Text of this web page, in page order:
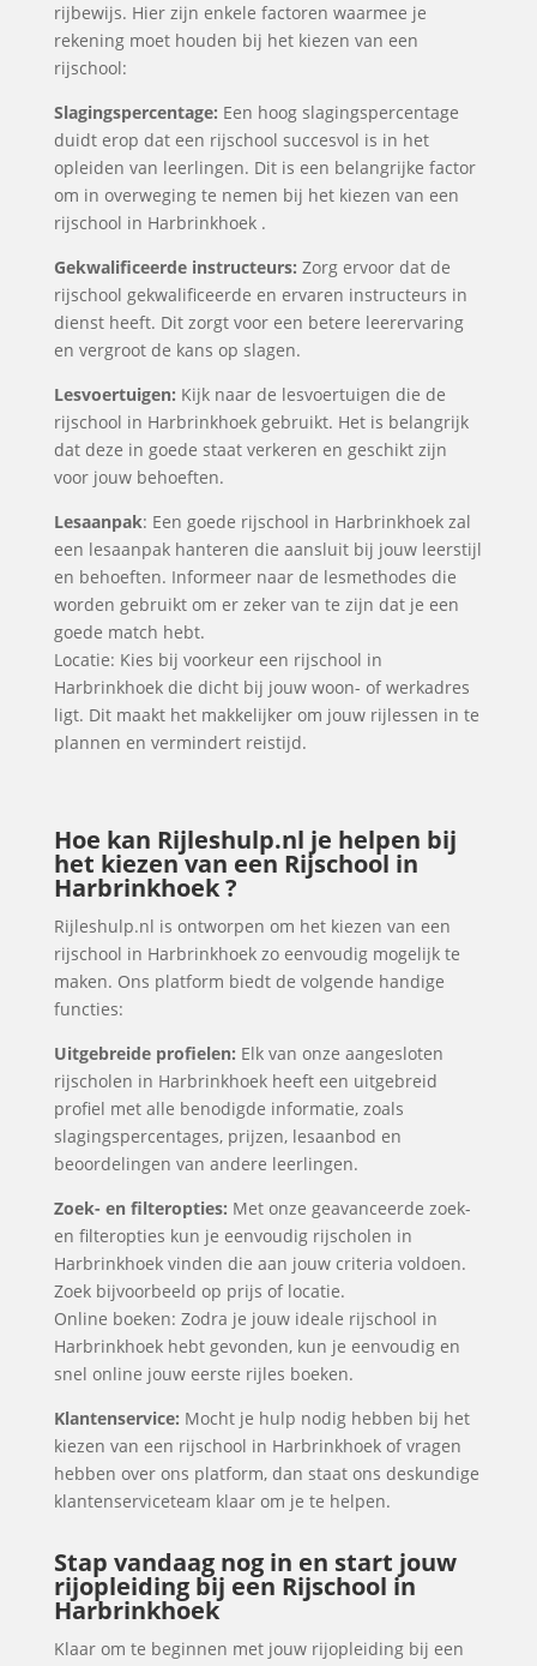
rijbewijs. Hier zijn enkele factoren waarmee je
rekening moet houden bij het kiezen van een
rijschool:
Slagingspercentage: Een hoog slagingspercentage
duidt erop dat een rijschool succesvol is in het
opleiden van leerlingen. Dit is een belangrijke factor
om in overweging te nemen bij het kiezen van een
rijschool in Harbrinkhoek .
Gekwalificeerde instructeurs: Zorg ervoor dat de
rijschool gekwalificeerde en ervaren instructeurs in
dienst heeft. Dit zorgt voor een betere leerervaring
en vergroot de kans op slagen.
Lesvoertuigen: Kijk naar de lesvoertuigen die de
rijschool in Harbrinkhoek gebruikt. Het is belangrijk
dat deze in goede staat verkeren en geschikt zijn
voor jouw behoeften.
Lesaanpak: Een goede rijschool in Harbrinkhoek zal
een lesaanpak hanteren die aansluit bij jouw leerstijl
en behoeften. Informeer naar de lesmethodes die
worden gebruikt om er zeker van te zijn dat je een
goede match hebt.
Locatie: Kies bij voorkeur een rijschool in
Harbrinkhoek die dicht bij jouw woon- of werkadres
ligt. Dit maakt het makkelijker om jouw rijlessen in te
plannen en vermindert reistijd.
Hoe kan Rijleshulp.nl je helpen bij
het kiezen van een Rijschool in
Harbrinkhoek ?
Rijleshulp.nl is ontworpen om het kiezen van een
rijschool in Harbrinkhoek zo eenvoudig mogelijk te
maken. Ons platform biedt de volgende handige
functies:
Uitgebreide profielen: Elk van onze aangesloten
rijscholen in Harbrinkhoek heeft een uitgebreid
profiel met alle benodigde informatie, zoals
slagingspercentages, prijzen, lesaanbod en
beoordelingen van andere leerlingen.
Zoek- en filteropties: Met onze geavanceerde zoek-
en filteropties kun je eenvoudig rijscholen in
Harbrinkhoek vinden die aan jouw criteria voldoen.
Zoek bijvoorbeeld op prijs of locatie.
Online boeken: Zodra je jouw ideale rijschool in
Harbrinkhoek hebt gevonden, kun je eenvoudig en
snel online jouw eerste rijles boeken.
Klantenservice: Mocht je hulp nodig hebben bij het
kiezen van een rijschool in Harbrinkhoek of vragen
hebben over ons platform, dan staat ons deskundige
klantenserviceteam klaar om je te helpen.
Stap vandaag nog in en start jouw
rijopleiding bij een Rijschool in
Harbrinkhoek
Klaar om te beginnen met jouw rijopleiding bij een